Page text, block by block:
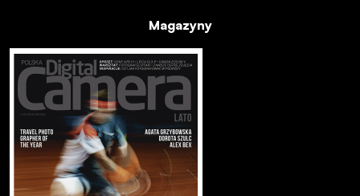
Magazyny